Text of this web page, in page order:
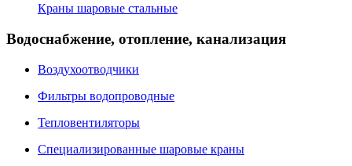
Краны шаровые стальные
Водоснабжение, отопление, канализация
Воздухоотводчики
Фильтры водопроводные
Тепловентиляторы
Специализированные шаровые краны